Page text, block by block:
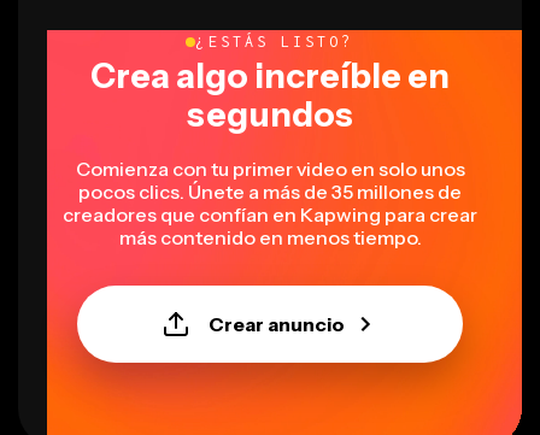
¿ESTÁS LISTO?
Crea algo increíble en
segundos
Comienza con tu primer video en solo unos
pocos clics. Únete a más de 35 millones de
creadores que confían en Kapwing para crear
más contenido en menos tiempo.
Crear anuncio